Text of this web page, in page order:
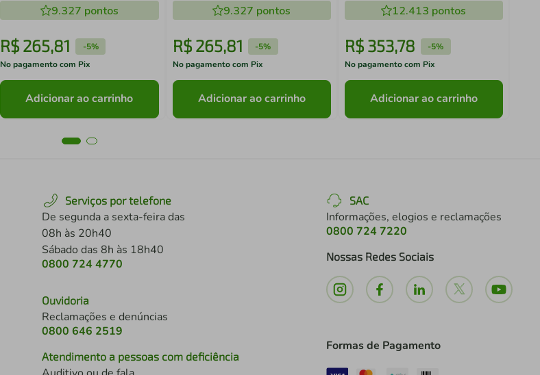
9.327 pontos
R$265,81 -5%
No pagamento com Pix
Adicionar ao carrinho
9.327 pontos
R$ 265,81 -5%
No pagamento com Pix
Adicionar ao carrinho
12.413 pontos
R$ 353,78 -5%
No pagamento com Pix
Adicionar ao carrinho
Serviços por telefone
De segunda a sexta-feira das
08h às 20h40
Sábado das 8h às 18h40
0800 724 4770
Ouvidoria
Reclamações e denúncias
0800 646 2519
Atendimento a pessoas com deficiência
SAC
Informações, elogios e reclamações
0800 724 7220
Nossas Redes Sociais
Formas de Pagamento